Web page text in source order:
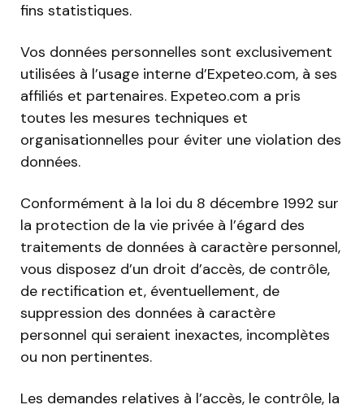
fins statistiques.
Vos données personnelles sont exclusivement
utilisées à l’usage interne d’Expeteo.com, à ses
affiliés et partenaires. Expeteo.com a pris
toutes les mesures techniques et
organisationnelles pour éviter une violation des
données.
Conformément à la loi du 8 décembre 1992 sur
la protection de la vie privée à l’égard des
traitements de données à caractère personnel,
vous disposez d’un droit d’accès, de contrôle,
de rectification et, éventuellement, de
suppression des données à caractère
personnel qui seraient inexactes, incomplètes
ou non pertinentes.
Les demandes relatives à l’accès, le contrôle, la